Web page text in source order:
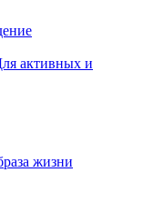
активных и
жизни